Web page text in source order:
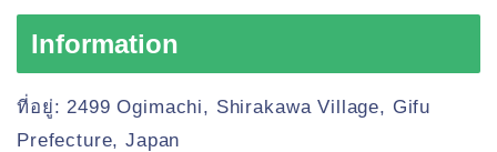
Information
ที่อยู่: 2499 Ogimachi, Shirakawa Village, Gifu
Prefecture, Japan